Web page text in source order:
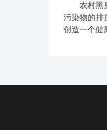
农村黑
污染物的排
创造一个健